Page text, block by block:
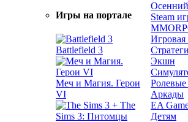
Игры на портале
Battlefield 3
Меч и Магия. Герои
VI
Steam
Игровая
Экшн
Аркады
EA
Детям